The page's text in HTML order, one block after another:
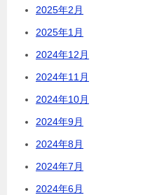
2025年2月
2025年1月
2024年12月
2024年11月
2024年10月
2024年9月
2024年8月
2024年7月
2024年6月